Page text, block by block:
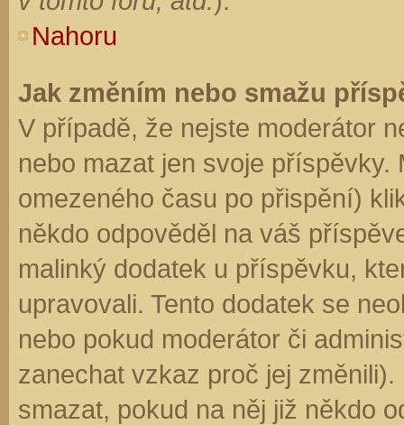
Nahoru
Jak změním nebo smažu
V případě, že nejste moderátor
nebo mazat jen svoje
omezeného času po přispění)
někdo odpověděl na váš
malinký dodatek u příspěvku,
upravovali. Tento dodatek se
nebo pokud moderátor či
zanechat vzkaz proč jej
smazat, pokud na něj již někdo